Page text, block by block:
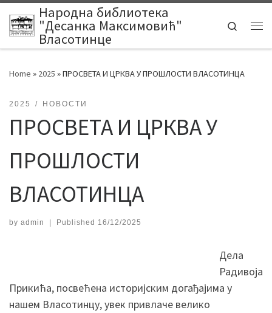
Skip to content
Народна библиотека
"Десанка Максимовић"
Власотинце
Search
Home » 2025 »ПРОСВЕТА И ЦРКВА У ПРОШЛОСТИ ВЛАСОТИНЦА
2025 НОВОСТИ
ПРОСВЕТА И ЦРКВА У
ПРОШЛОСТИ
ВЛАСОТИНЦА
by admin Published 16/12/2025
Дела
Радивоја
Прикића, посвећена историјским догађајима у
нашем Власотинцу, увек привлаче велико